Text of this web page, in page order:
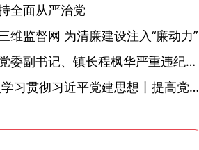
全面从严治党
维监督网 为清廉建设注入“廉动力”
绩溪县长安镇原党委副书记、镇长程枫华严重违纪违法被开除党籍和公职
学习进行时·深入学习贯彻习近平党建思想丨提高党的战斗力的法宝